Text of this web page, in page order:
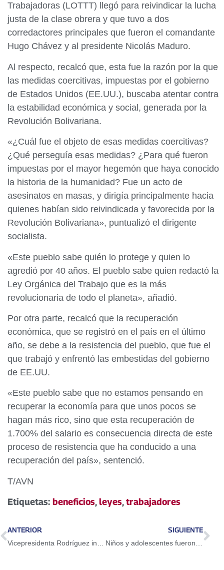
Trabajadoras (LOTTT) llegó para reivindicar la lucha
justa de la clase obrera y que tuvo a dos
corredactores principales que fueron el comandante
Hugo Chávez y al presidente Nicolás Maduro.
Al respecto, recalcó que, esta fue la razón por la que
las medidas coercitivas, impuestas por el gobierno
de Estados Unidos (EE.UU.), buscaba atentar contra
la estabilidad económica y social, generada por la
Revolución Bolivariana.
«¿Cuál fue el objeto de esas medidas coercitivas?
¿Qué perseguía esas medidas? ¿Para qué fueron
impuestas por el mayor hegemón que haya conocido
la historia de la humanidad? Fue un acto de
asesinatos en masas, y dirigía principalmente hacia
quienes habían sido reivindicada y favorecida por la
Revolución Bolivariana», puntualizó el dirigente
socialista.
«Este pueblo sabe quién lo protege y quien lo
agredió por 40 años. El pueblo sabe quien redactó la
Ley Orgánica del Trabajo que es la más
revolucionaria de todo el planeta», añadió.
Por otra parte, recalcó que la recuperación
económica, que se registró en el país en el último
año, se debe a la resistencia del pueblo, que fue el
que trabajó y enfrentó las embestidas del gobierno
de EE.UU.
«Este pueblo sabe que no estamos pensando en
recuperar la economía para que unos pocos se
hagan más rico, sino que esta recuperación de
1.700% del salario es consecuencia directa de este
proceso de resistencia que ha conducido a una
recuperación del país», sentenció.
T/AVN
Etiquetas: beneficios,leyes,trabajadores
ANTERIOR SIGUIENTE